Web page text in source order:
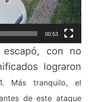
00:53
con no
lograron
Más tranquilo, el
de este ataque